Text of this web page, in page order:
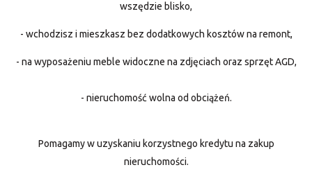
wszędzie blisko,
- wchodzisz i mieszkasz bez dodatkowych kosztów na remont,
- na wyposażeniu meble widoczne na zdjęciach oraz sprzęt AGD,
- nieruchomość wolna od obciążeń.
Pomagamy w uzyskaniu korzystnego kredytu na zakup
nieruchomości.